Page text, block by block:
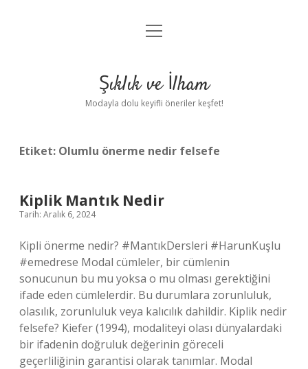
Anasayfa
Yasal Uyarı
menüyü
Şıklık ve İlham
Modayla dolu keyifli öneriler keşfet!
Etiket: Olumlu önerme nedir felsefe
Kiplik Mantık Nedir
Tarih: Aralık 6, 2024
Kipli önerme nedir? #MantıkDersleri #HarunKuşlu
#emedrese Modal cümleler, bir cümlenin
sonucunun bu mu yoksa o mu olması gerektiğini
ifade eden cümlelerdir. Bu durumlara zorunluluk,
olasılık, zorunluluk veya kalıcılık dahildir. Kiplik nedir
felsefe? Kiefer (1994), modaliteyi olası dünyalardaki
bir ifadenin doğruluk değerinin göreceli
geçerliliğinin garantisi olarak tanımlar. Modal